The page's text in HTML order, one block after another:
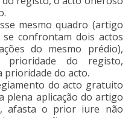
mesmo quadro (artigo
se confrontam dois actos
do mesmo prédio),
do registo,
prioridade do acto.
do acto gratuito
plena aplicação do artigo
afasta o prior iure não